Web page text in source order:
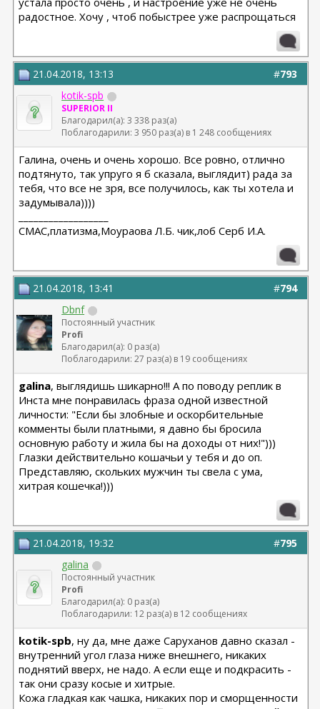
радостное. Хочу , чтоб побыстрее уже распрощаться
#793
21.04.2018, 13:13
kotik-spb
SUPERIOR II
Благодарил(а): 3 338 раз(а)
Поблагодарили: 3 950 раз(а) в 1 248 сообщениях
Галина, очень и очень хорошо. Все ровно, отлично
подтянуто, так упруго я б сказала, выглядит) рада за
тебя, что все не зря, все получилось, как ты хотела и
задумывала))))
СМАС,платизма,Моураова Л.Б. чик,лоб Серб И.А.
#794
21.04.2018, 13:41
Dbnf
Постоянный участник
Profi
Благодарил(а): 0 раз(а)
Поблагодарили: 27 раз(а) в 19 сообщениях
galina, выглядишь шикарно!!! А по поводу реплик в
Инста мне понравилась фраза одной известной
личности: "Если бы злобные и оскорбительные
комменты были платными, я давно бы бросила
основную работу и жила бы на доходы от них!")))
Глазки действительно кошачьи у тебя и до оп.
Представляю, скольких мужчин ты свела с ума,
хитрая кошечка!)))
#795
21.04.2018, 19:32
galina
Постоянный участник
Profi
Благодарил(а): 0 раз(а)
Поблагодарили: 12 раз(а) в 12 сообщениях
kotik-spb, ну да, мне даже Саруханов давно сказал -
внутренний угол глаза ниже внешнего, никаких
поднятий вверх, не надо. А если еще и подкрасить -
так они сразу косые и хитрые.
Кожа гладкая как чашка, никаких пор и сморщенности